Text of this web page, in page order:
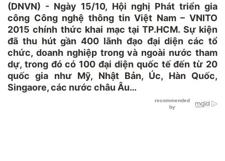
(DNVN) - Ngày 15/10, Hội nghị Phát triển gia
công Công nghệ thông tin Việt Nam – VNITO
2015 chính thức khai mạc tại TP.HCM. Sự kiện
đã thu hút gần 400 lãnh đạo đại diện các tổ
chức, doanh nghiệp trong và ngoài nước tham
dự, trong đó có 100 đại diện quốc tế đến từ 20
quốc gia như Mỹ, Nhật Bản, Úc, Hàn Quốc,
Singaore, các nước châu Âu…